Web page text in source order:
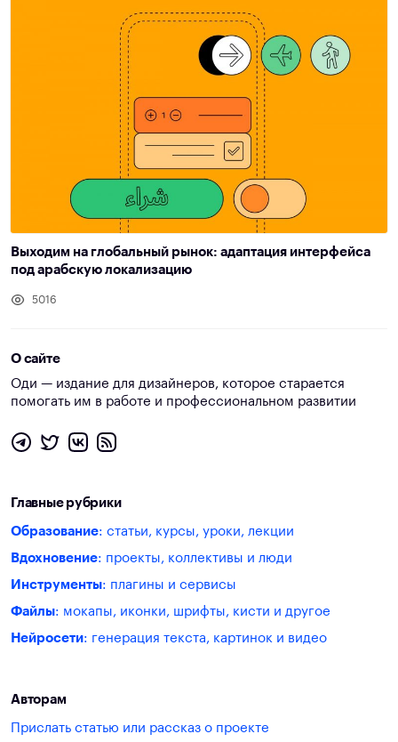
Выходим на глобальный рынок: адаптация интерфейса
под арабскую локализацию
5016
О сайте
Оди — издание для дизайнеров, которое старается
помогать им в работе и профессиональном развитии
Главные рубрики
Образование: статьи, курсы, уроки, лекции
Вдохновение: проекты, коллективы и люди
Инструменты: плагины и сервисы
Файлы: мокапы, иконки, шрифты, кисти и другое
Нейросети: генерация текста, картинок и видео
Авторам
Прислать статью или рассказ о проекте